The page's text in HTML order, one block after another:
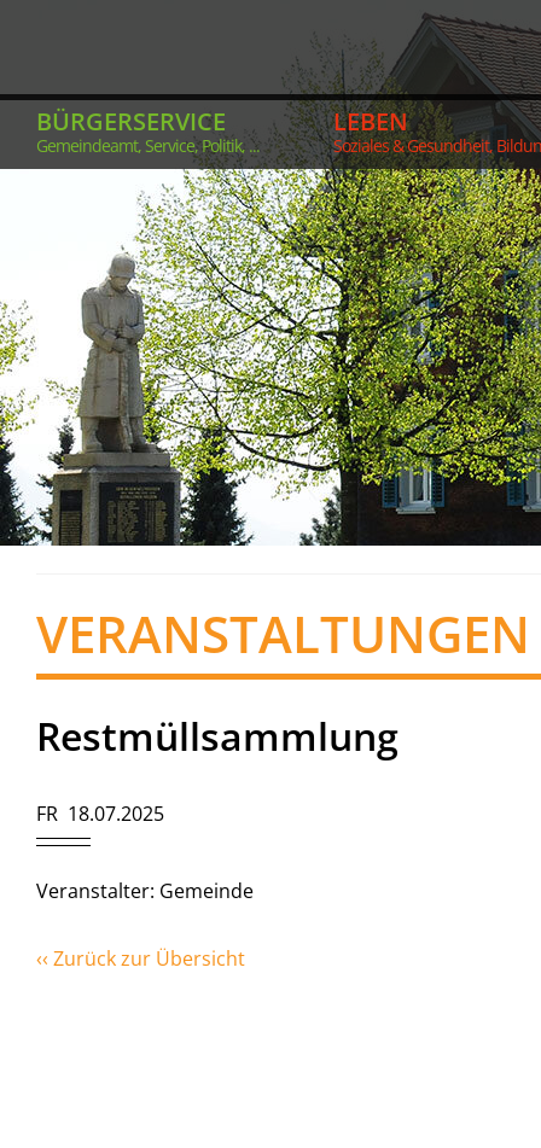
BÜRGERSERVICE
Gemeindeamt, Service, Politik, ...
LEBEN
Soziales & Gesundheit,
VERANSTALTUNGEN
Restmüllsammlung
FR 18.07.2025
Veranstalter: Gemeinde
‹‹ Zurück zur Übersicht